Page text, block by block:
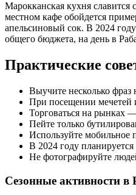
Марокканская кухня
местном кафе обойдется
апельсиновый сок. В 2024
общего бюджета, на день в
Практические
Выучите несколько
При посещении мечетей
Торговаться на рынках
Пейте только
Используйте мобильное
В 2024 году планируется
Не фотографируйте
Сезонные активности в